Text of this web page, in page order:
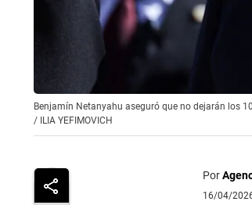
Benjamín Netanyahu aseguró que no dejarán los
/ ILIA YEFIMOVICH
Por
16/04/